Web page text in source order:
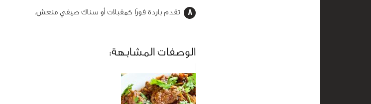
تقدم باردة فورًا كمقبلات أو سناك صيفي منعش.
الوصفات المشابهة: